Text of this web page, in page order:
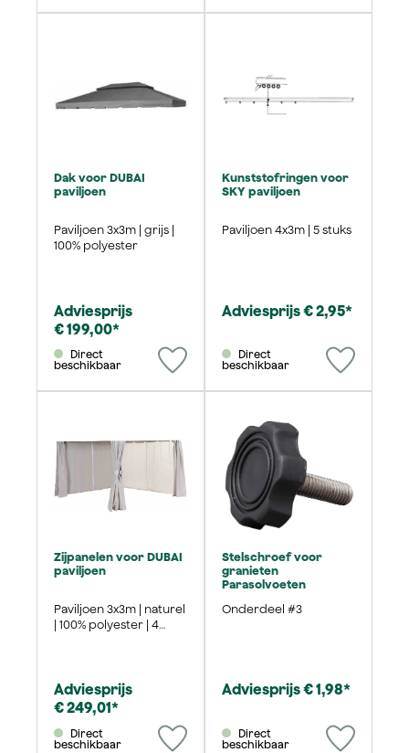
Dak voor DUBAI
paviljoen
Paviljoen 3x3m | grijs |
100% polyester
Adviesprijs
€ 199,00*
beschikbaar
Kunststofringen voor
SKY paviljoen
Paviljoen 4x3m | 5 stuks
Adviesprijs € 2,95*
beschikbaar
Zijpanelen voor DUBAI
paviljoen
Paviljoen 3x3m | naturel
| 100% polyester | 4
Adviesprijs
€ 249,01*
beschikbaar
Stelschroef voor
granieten
Parasolvoeten
Onderdeel #3
Adviesprijs € 1,98*
beschikbaar